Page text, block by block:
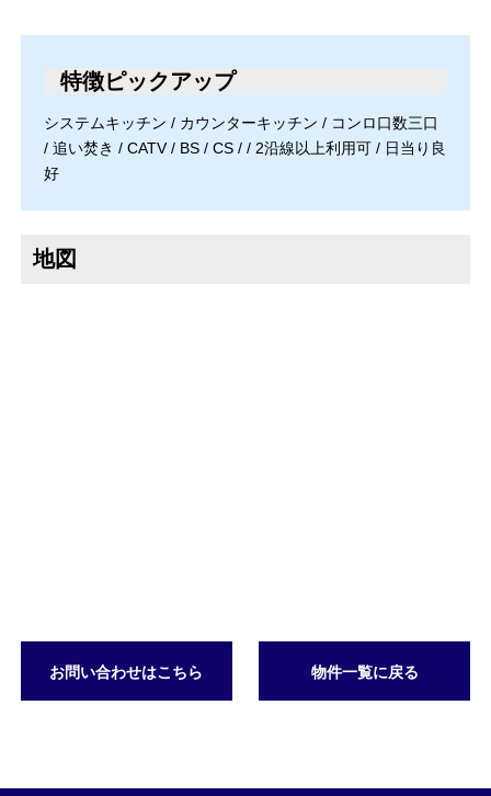
特徴ピックアップ
システムキッチン / カウンターキッチン / コンロ口数三口
/ 追い焚き / CATV / BS / CS / / 2沿線以上利用可 / 日当り良
好
地図
お問い合わせはこちら 物件一覧に戻る